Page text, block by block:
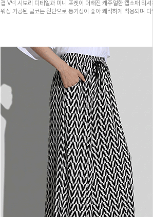
겹 V넥 시보리 디테일과 미니 포켓이 더해진 캐주얼한 캡소매 티셔
워싱 가공된 쿨코튼 원단으로 통기성이 좋아 쾌적하게 착용되며 다